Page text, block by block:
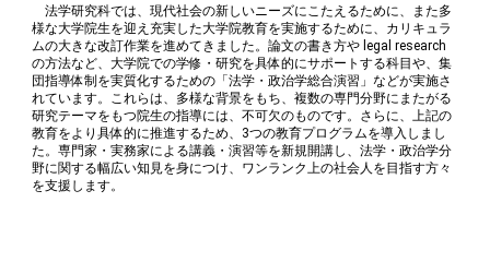
法学研究科では、現代社会の新しいニーズにこたえるために、また多
様な大学院生を迎え充実した大学院教育を実施するために、カリキュラ
ムの大きな改訂作業を進めてきました。論文の書き方や legal research
の方法など、大学院での学修・研究を具体的にサポートする科目や、集
団指導体制を実質化するための「法学・政治学総合演習」などが実施さ
れています。これらは、多様な背景をもち、複数の専門分野にまたがる
研究テーマをもつ院生の指導には、不可欠のものです。さらに、上記の
教育をより具体的に推進するため、3つの教育プログラムを導入しまし
た。専門家・実務家による講義・演習等を新規開講し、法学・政治学分
野に関する幅広い知見を身につけ、ワンランク上の社会人を目指す方々
を支援します。